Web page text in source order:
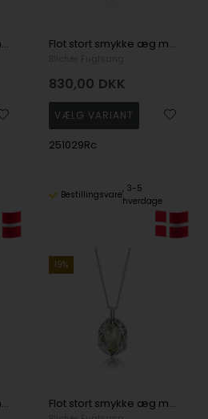
Flot stort smykke æg med Sort Onyx i sølv fra Blicher Fuglsang Flot stort smykke æg med Grøn Aventurin i sølv fra Blicher Fuglsang
830,00 DKK
251029Rc
Bestillingsvare
3-5
hverdage
Flot stort smykke æg med Ametyst i sølv fra Blicher Fuglsang
19%
Flot stort smykke æg med Prehnit i sølv fra Blicher Fuglsang